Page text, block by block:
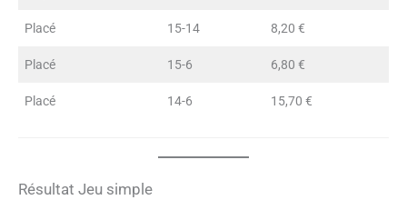
Placé 15-14 8,20 €
Placé 15-6 6,80 €
Placé 14-6 15,70 €
Résultat Jeu simple